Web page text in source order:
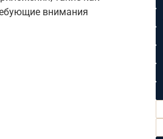
внимания